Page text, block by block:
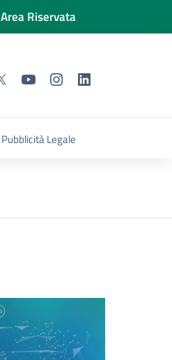
Area Riservata
Pubblicità Legale